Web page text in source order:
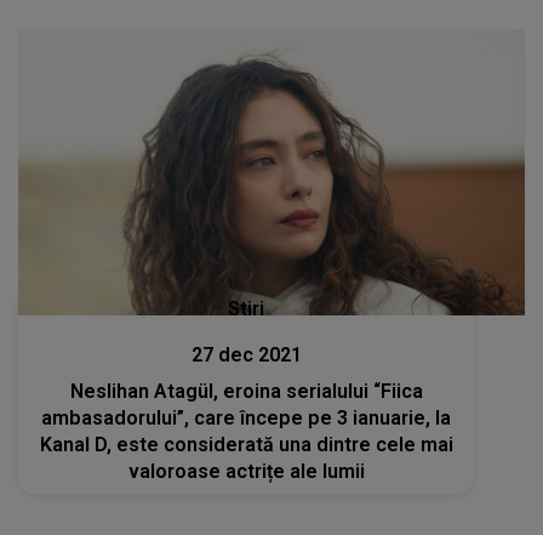
Stiri
27 dec 2021
Neslihan Atagül, eroina serialului “Fiica
ambasadorului”, care începe pe 3 ianuarie, la
Kanal D, este considerată una dintre cele mai
valoroase actrițe ale lumii